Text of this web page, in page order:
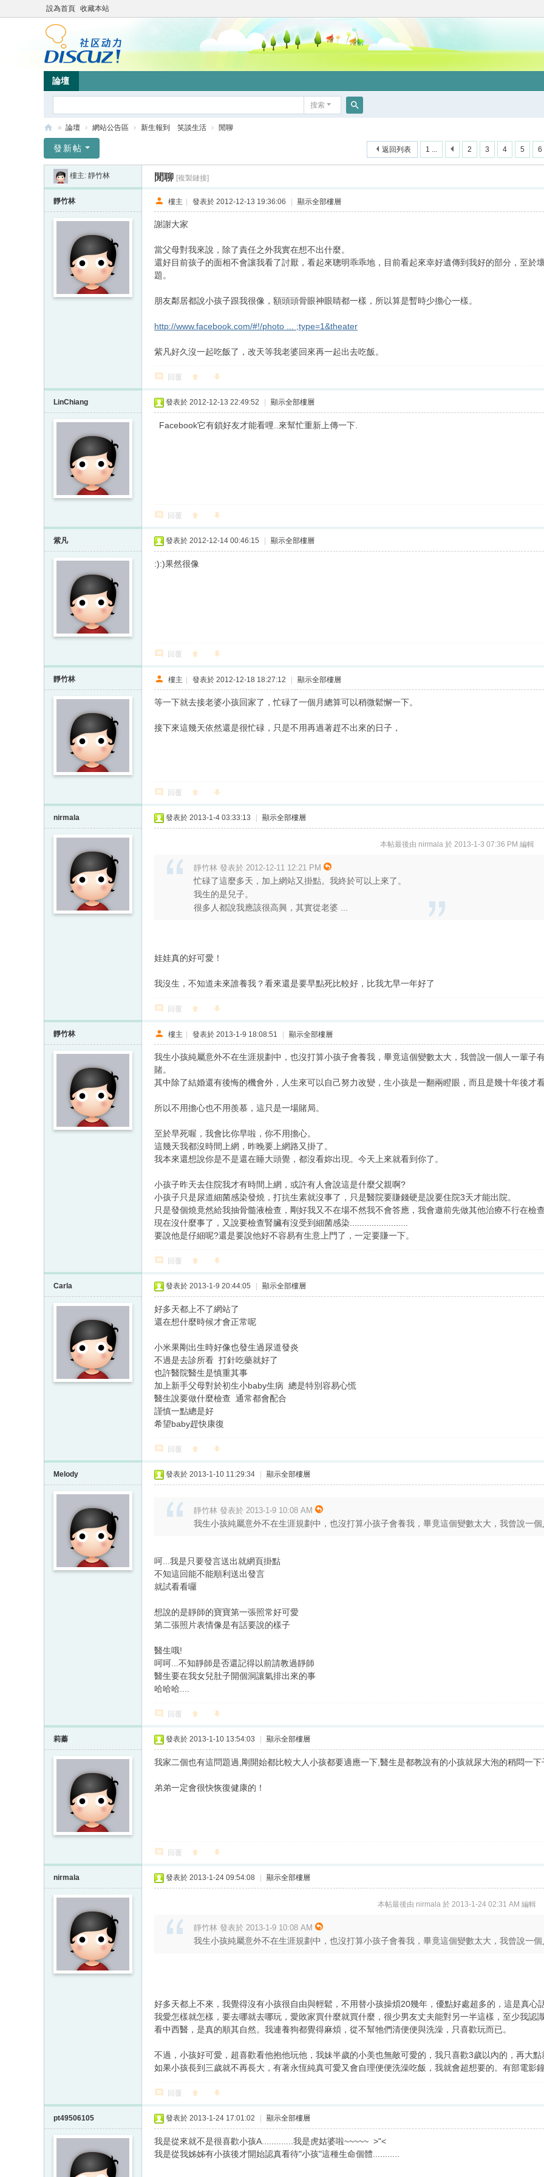
設為首頁 收藏本站
論壇
搜索
竹
» 論壇 › 網站公告區 › 新生報到 笑談生活 › 閒聊
1 ... 2 3 4 5 6
返回列表
發新帖
樓主: 靜竹林 閒聊 [複製鏈接]
靜竹林 樓主 | 發表於 2012-12-13 19:36:06 | 顯示全部樓層
謝謝大家
當父母對我來說，除了責任之外我實在想不出什麼。
還好目前孩子的面相不會讓我看了討厭，看起來聰明乖乖地，目前看起來幸好遺傳到我好的部分，至於
題。
朋友鄰居都說小孩子跟我很像，額頭頭骨眼神眼睛都一樣，所以算是
http://www.facebook.com/#!/photo ... ;type=1&theater
紫凡好久沒一起吃飯了，改天等我老婆回來再一起出去吃飯。
回覆
LinChiang 發表於 2012-12-13 22:49:52 顯示全部樓層
Facebook它有鎖好友才能看哩..來幫忙重新上傳一下.
回覆
紫凡 發表於 2012-12-14 00:46:15 顯示全部樓層
:):)果然很像
回覆
靜竹林 樓主 | 發表於 2012-12-18 18:27:12 | 顯示全部樓層
等一下就去接老婆小孩回家了，忙碌了一個月總算可以稍微鬆懈一下。
接下來這幾天依然還是很忙碌，只是不用再過著趕不出來的日子，
回覆
nirmala 發表於 2013-1-4 03:33:13 顯示全部樓層
本帖最後由 nirmala 於 2013-1-3 07:36 PM 編輯
靜竹林 發表於 2012-12-11 12:21 PM
忙碌了這麼多天，加上網站又掛點。我終於可以上來了。
我生的是兒子。
很多人都說我應該很高興，其實從老婆 ...
娃娃真的好可愛！
我沒生，不知道未來誰養我？看來還是要早點死比較好，比我尢早一年好了
回覆
靜竹林 樓主 | 發表於 2013-1-9 18:08:51 | 顯示全部樓層
我生小孩純屬意外不在生涯規劃中，也沒打算小孩子會養我，畢竟這個變數太大，我曾說一個人一輩子
賭。
其中除了結婚還有後悔的機會外，人生來可以自己努力改變，生小孩是一翻兩瞪眼，而且是幾十年後才看
所以不用擔心也不用羨慕，這只是一場賭局。
至於早死喔，我會比你早啦，你不用擔心。
這幾天我都沒時間上網，昨晚要上網路又掛了。
我本來還想說你是不是還在睡大頭覺，都沒看妳出現。今天上來就看到你了。
小孩子昨天去住院我才有時間上網，或許有人會說這是什麼父親啊?
小孩子只是尿道細菌感染發燒，打抗生素就沒事了，只是醫院要賺錢硬是說要住院3天才能出院。
只是發個燒竟然給我抽骨髓液檢查，剛好我又不在場不然我不會答應，我會邀前先做其他治療不行在檢查
現在沒什麼事了，又說要檢查腎臟有沒受到細菌感染........................
要說他是仔細呢?還是要說他好不容易有生意上門了，一定要賺一下。
回覆
Carla 發表於 2013-1-9 20:44:05 顯示全部樓層
好多天都上不了網站了
還在想什麼時候才會正常呢
小米果剛出生時好像也發生過尿道發炎
不過是去診所看 打針吃藥就好了
也許醫院醫生是慎重其事
加上新手父母對於初生小baby生病 總是特別容易心慌
醫生說要做什麼檢查 通常都會配合
謹慎一點總是好
希望baby趕快康復
回覆
Melody 發表於 2013-1-10 11:29:34 顯示全部樓層
靜竹林 發表於 2013-1-9 10:08 AM
我生小孩純屬意外不在生涯規劃中，也沒打算小孩子會養我，畢竟這個變數太大，我曾說一個
呵...我是只要發言送出就網頁掛點
不知這回能不能順利送出發言
就試看看囉
想說的是靜師的寶寶第一張照常好可愛
第二張照片表情像是有話要說的樣子
醫生哦!
呵呵...不知靜師是否還記得以前請教過靜師
醫生要在我女兒肚子開個洞讓氣排出來的事
哈哈哈....
回覆
莉蓁 發表於 2013-1-10 13:54:03 顯示全部樓層
我家二個也有這問題過,剛開始都比較大人小孩都要適應一下,醫生是都教說有的小孩就尿大泡的稍悶一下
弟弟一定會很快恢復健康的！
回覆
nirmala 發表於 2013-1-24 09:54:08 顯示全部樓層
本帖最後由 nirmala 於 2013-1-24 02:31 AM 編輯
靜竹林 發表於 2013-1-9 10:08 AM
我生小孩純屬意外不在生涯規劃中，也沒打算小孩子會養我，畢竟這個變數太大，我曾說一個
好多天都上不來，我覺得沒有小孩很自由與輕鬆，不用替小孩操煩20幾年，優點好處超多的，這是真
我愛怎樣就怎樣，要去哪就去哪玩，愛敗家買什麼就買什麼，很少男友丈夫能對另一半這樣，至少我認
看中西醫，是真的順其自然。我連養狗都覺得麻煩，從不幫牠們清便便與洗澡，只喜歡玩而已。
不過，小孩好可愛，超喜歡看他抱他玩他，我妹半歲的小美也無敵可愛的，我只喜歡3歲以內的，再大點
如果小孩長到三歲就不再長大，有著永恆純真可愛又會自理便便洗澡吃飯，我就會超想要的。有部電影
回覆
pt49506105 發表於 2013-1-24 17:01:02 顯示全部樓層
我是從來就不是很喜歡小孩A.............我是虎姑婆啦~~~~~ >"<
我是從我姊姊有小孩後才開始認真看待"小孩"這種生命個體...........